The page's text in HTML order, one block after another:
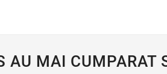
AU MAI CUMPARAT